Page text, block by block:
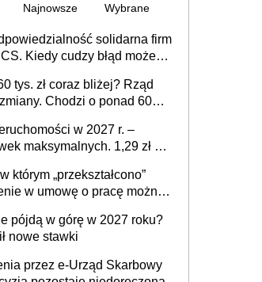
Najnowsze Wybrane
solidarna firm
Kiedy cudzy błąd może
tys. zł coraz bliżej? Rząd
Chodzi o ponad 60
w 2027 r. –
maksymalnych. 1,29 zł za
związanych z
działalności gospodarczej
którym „przekształcono”
w umowę o pracę można
jedynym
pójdą w górę w 2027 roku?
nowe stawki
przez e-Urząd Skarbowy